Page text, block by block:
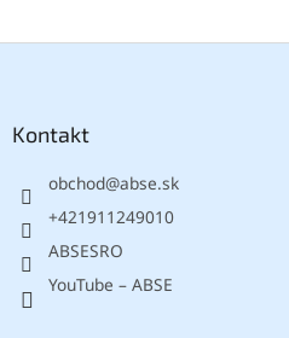
Kontakt
obchod@abse.sk
+421911249010
ABSESRO
YouTube – ABSE